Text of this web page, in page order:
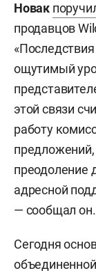
Новак
продавцов
ощутимый
этой связи
работу
преодоление
адресной
— сообщал он.
Сегодня